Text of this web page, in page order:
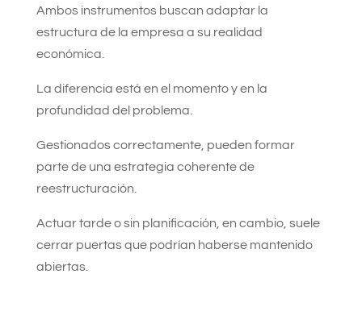
Ambos instrumentos buscan adaptar la
estructura de la empresa a su realidad
económica.
La diferencia está en el momento y en la
profundidad del problema.
Gestionados correctamente, pueden formar
parte de una estrategia coherente de
reestructuración.
Actuar tarde o sin planificación, en cambio, suele
cerrar puertas que podrían haberse mantenido
abiertas.